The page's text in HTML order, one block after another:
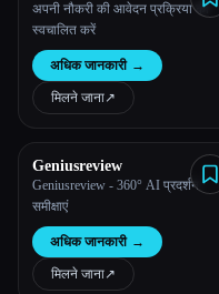
Esc
अपनी नौकरी की आवेदन प्रक्रिया को
स्वचालित करें
अधिक जानकारी →
मिलने जाना↗︎
Geniusreview
Geniusreview - 360° AI प्रदर्शन
समीक्षाएं
अधिक जानकारी →
मिलने जाना↗︎